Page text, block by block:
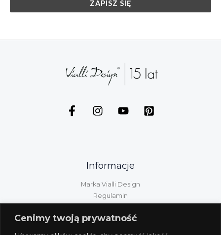
Cenimy twoją prywatność
Informacje
Marka Vialli Design
Regulamin
Kontakt